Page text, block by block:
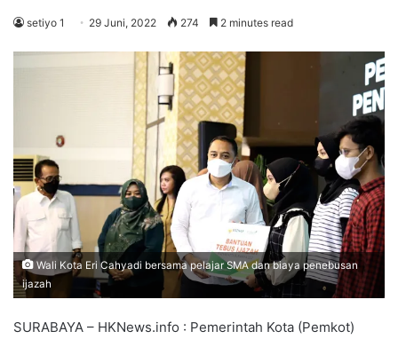
setiyo 1 29 Juni, 2022 274 2 minutes read
Wali Kota Eri Cahyadi bersama pelajar SMA dan biaya penebusan
ijazah
SURABAYA – HKNews.info : Pemerintah Kota (Pemkot)